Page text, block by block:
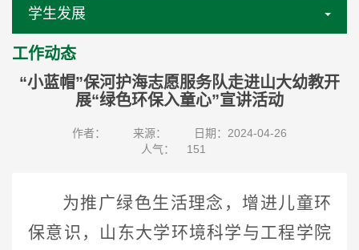
学生发展
工作动态
“小蓝帽”保河护海志愿服务队走进山大幼教开
展“绿色环保入童心”宣讲活动
作者： 来源：
日期：2024-04-26
人气：
151
为推广绿色生活理念，增进儿童环
保意识，山东大学环境科学与工程学院